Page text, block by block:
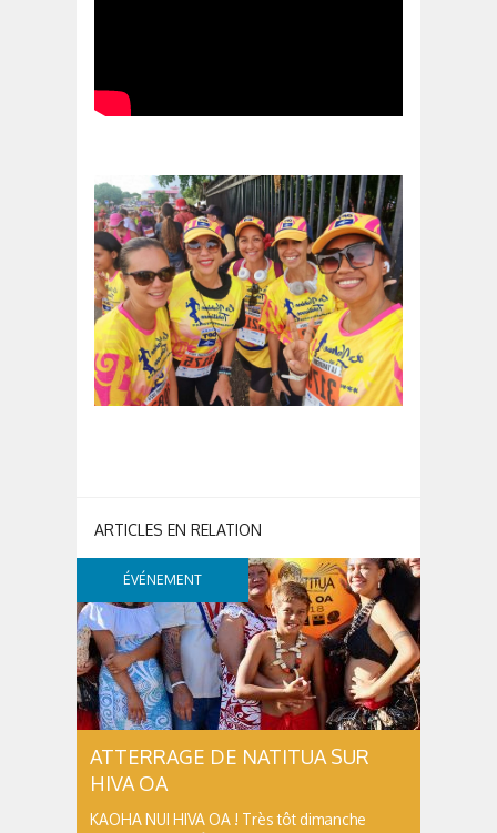
ÉVÉNEMENT
ATTERRAGE DE NATITUA SUR
HIVA OA
KAOHA NUI HIVA OA ! Très tôt dimanche